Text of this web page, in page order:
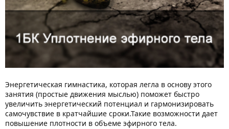
Энергетическая гимнастика, которая легла в основу этого
занятия (простые движения мыслью) поможет быстро
увеличить энергетический потенциал и гармонизировать
самочувствие в кратчайшие сроки.Такие возможности дает
повышение плотности в объеме эфирного тела.